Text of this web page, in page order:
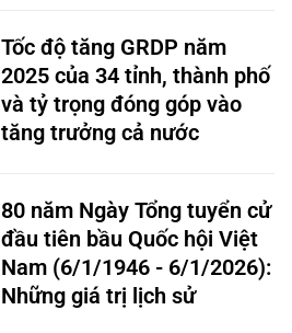
Tốc độ tăng GRDP năm
2025 của 34 tỉnh, thành phố
và tỷ trọng đóng góp vào
tăng trưởng cả nước
80 năm Ngày Tổng tuyển cử
đầu tiên bầu Quốc hội Việt
Nam (6/1/1946 - 6/1/2026):
Những giá trị lịch sử